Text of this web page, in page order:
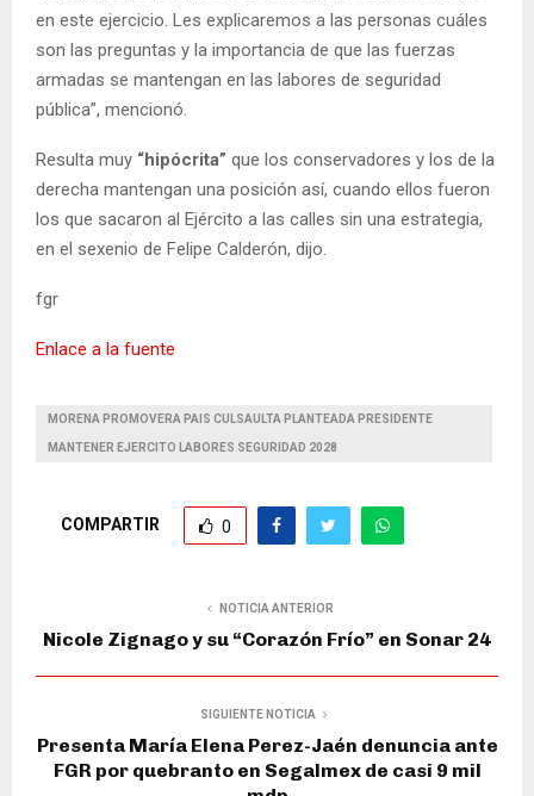
en este ejercicio. Les explicaremos a las personas cuáles
son las preguntas y la importancia de que las fuerzas
armadas se mantengan en las labores de seguridad
pública”, mencionó.
Resulta muy “hipócrita” que los conservadores y los de la
derecha mantengan una posición así, cuando ellos fueron
los que sacaron al Ejército a las calles sin una estrategia,
en el sexenio de Felipe Calderón, dijo.
fgr
Enlace a la fuente
MORENA PROMOVERA PAIS CULSAULTA PLANTEADA PRESIDENTE
MANTENER EJERCITO LABORES SEGURIDAD 2028
COMPARTIR 0
NOTICIA ANTERIOR
Nicole Zignago y su “Corazón Frío” en Sonar 24
SIGUIENTE NOTICIA
Presenta María Elena Perez-Jaén denuncia ante
FGR por quebranto en Segalmex de casi 9 mil